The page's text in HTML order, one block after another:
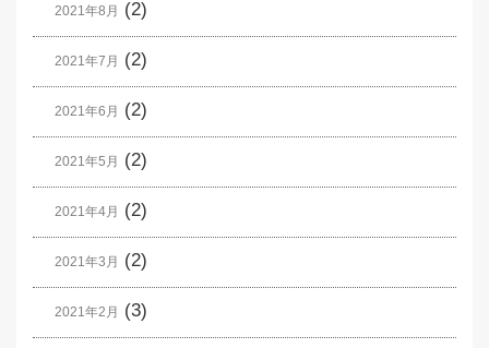
2021年8月 (2)
2021年7月 (2)
2021年6月 (2)
2021年5月 (2)
2021年4月 (2)
2021年3月 (2)
2021年2月 (3)